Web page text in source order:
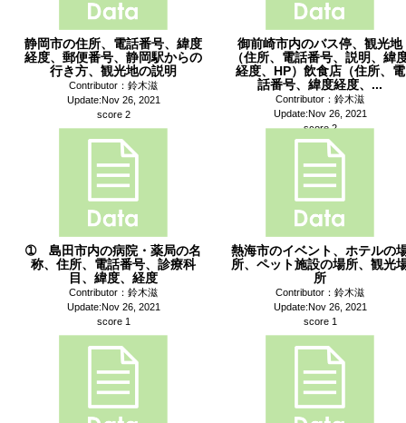
静岡市の住所、電話番号、緯度
経度、郵便番号、静岡駅からの
行き方、観光地の説明
Contributor：鈴木滋
Update:Nov 26, 2021
score 2
御前崎市内のバス停、観光地
（住所、電話番号、説明、緯
経度、HP）飲食店（住所、電
話番号、緯度経度、...
Contributor：鈴木滋
Update:Nov 26, 2021
score 2
➀ 島田市内の病院・薬局の名
称、住所、電話番号、診療科
目、緯度、経度
Contributor：鈴木滋
Update:Nov 26, 2021
score 1
熱海市のイベント、ホテルの
所、ペット施設の場所、観光
所
Contributor：鈴木滋
Update:Nov 26, 2021
score 1